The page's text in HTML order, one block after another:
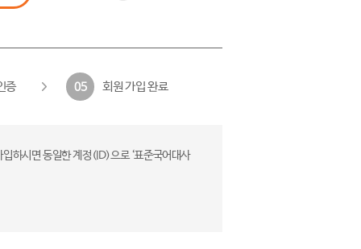
증 05 회원 가입 완료
하시면 동일한 계정(ID)으로 ‘표준국어대사